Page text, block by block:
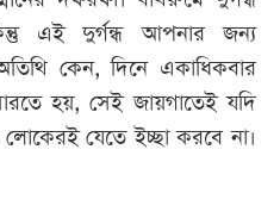
এই দুর্গন্ধ আপনার জন্য
কেন, দিনে একাধিকবার
হয়, সেই জায়গাতেই যদি
যেতে ইচ্ছা করবে না।